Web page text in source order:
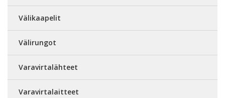
Välikaapelit
Välirungot
Varavirtalähteet
Varavirtalaitteet